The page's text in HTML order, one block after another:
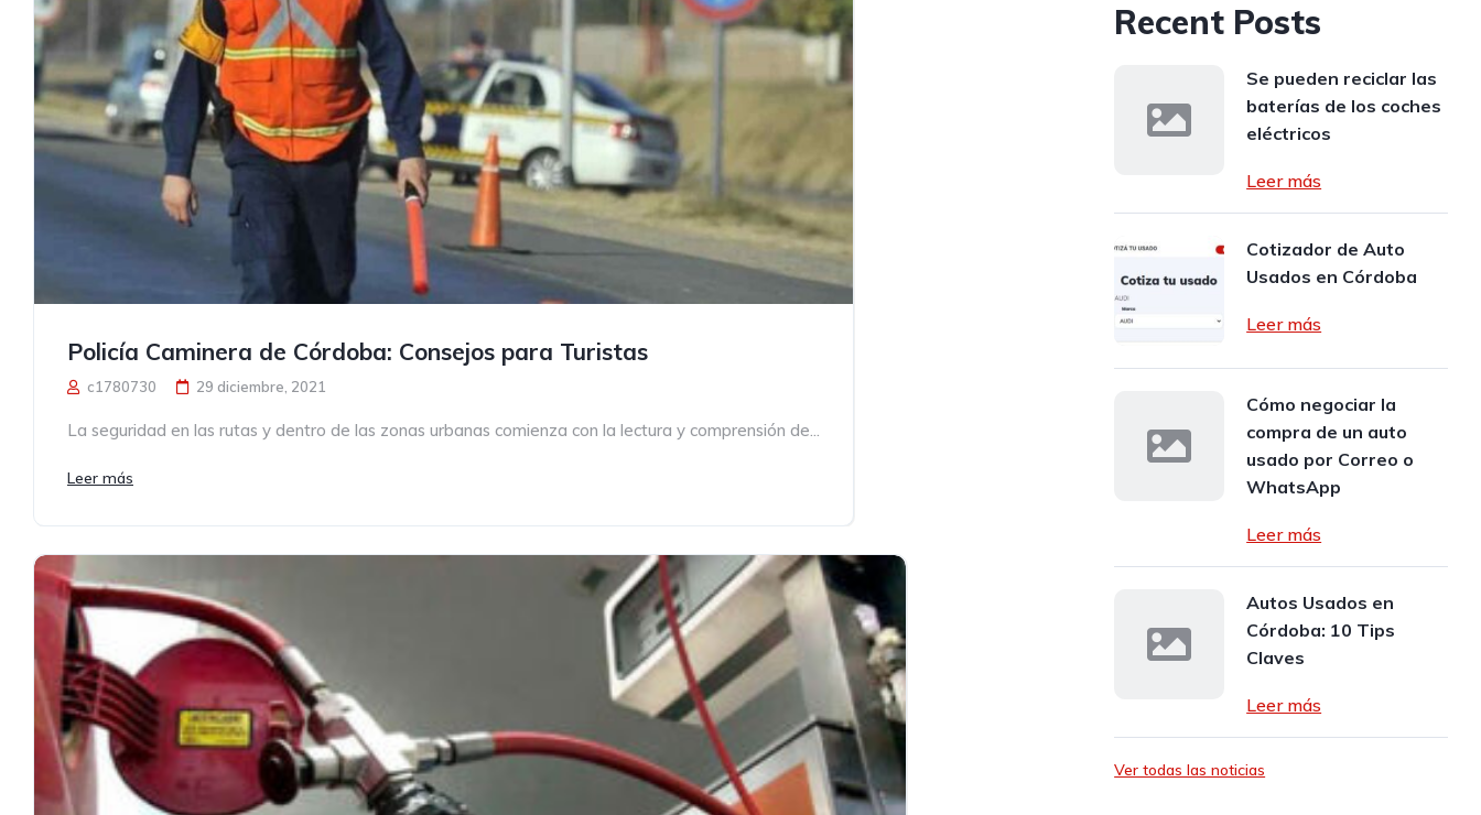
Policía Caminera de Córdoba: Consejos para Turistas
c1780730 29 diciembre, 2021
La seguridad en las rutas y dentro de las zonas urbanas comienza con la lectura y comprensión de...
Leer más
Recent Posts
Se pueden reciclar las
baterías de los coches
eléctricos
Leer más
Cotizador de Auto
Usados en Córdoba
Leer más
Cómo negociar la
compra de un auto
usado por Correo o
WhatsApp
Leer más
Autos Usados en
Córdoba: 10 Tips
Claves
Leer más
Ver todas las noticias